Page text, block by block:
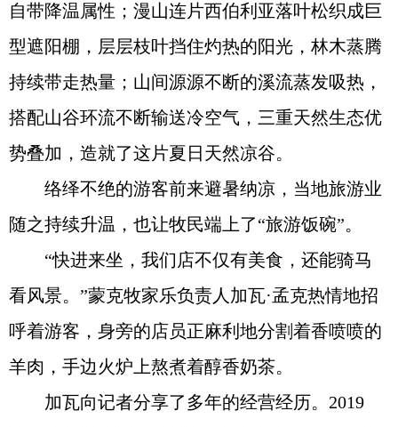
自带降温属性；漫山连片西伯利亚落叶松织成巨
型遮阳棚，层层枝叶挡住灼热的阳光，林木蒸腾
持续带走热量；山间源源不断的溪流蒸发吸热，
搭配山谷环流不断输送冷空气，三重天然生态优
势叠加，造就了这片夏日天然凉谷。
络绎不绝的游客前来避暑纳凉，当地旅游业
随之持续升温，也让牧民端上了“旅游饭碗”。
“快进来坐，我们店不仅有美食，还能骑马
看风景。”蒙克牧家乐负责人加瓦·孟克热情地招
呼着游客，身旁的店员正麻利地分割着香喷喷的
羊肉，手边火炉上熬煮着醇香奶茶。
加瓦向记者分享了多年的经营经历。2019